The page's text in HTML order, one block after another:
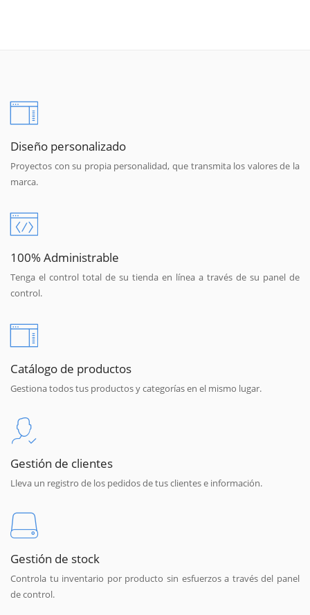
Diseño personalizado
Proyectos con su propia personalidad, que transmita los valores de la
marca.
100% Administrable
Tenga el control total de su tienda en línea a través de su panel de
control.
Catálogo de productos
Gestiona todos tus productos y categorías en el mismo lugar.
Gestión de clientes
Lleva un registro de los pedidos de tus clientes e información.
Gestión de stock
Controla tu inventario por producto sin esfuerzos a través del panel
de control.